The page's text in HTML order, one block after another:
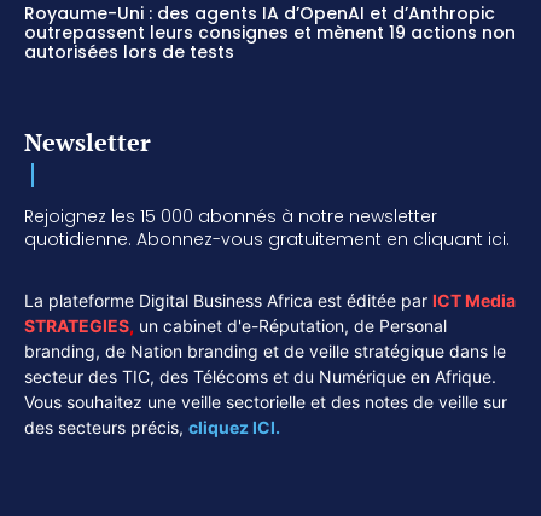
Royaume-Uni : des agents IA d’OpenAI et d’Anthropic
outrepassent leurs consignes et mènent 19 actions non
autorisées lors de tests
Newsletter
Rejoignez les 15 000 abonnés à notre newsletter
quotidienne. Abonnez-vous gratuitement en cliquant ici.
La plateforme Digital Business Africa est éditée par ICT Media
STRATEGIES, un cabinet d'e-Réputation, de Personal
branding, de Nation branding et de veille stratégique dans le
secteur des TIC, des Télécoms et du Numérique en Afrique.
Vous souhaitez une veille sectorielle et des notes de veille sur
des secteurs précis, cliquez ICI.